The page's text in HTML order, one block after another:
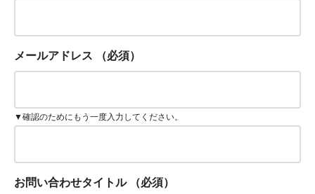
メールアドレス （必須）
▼確認のためにもう一度入力してください。
お問い合わせタイトル （必須）